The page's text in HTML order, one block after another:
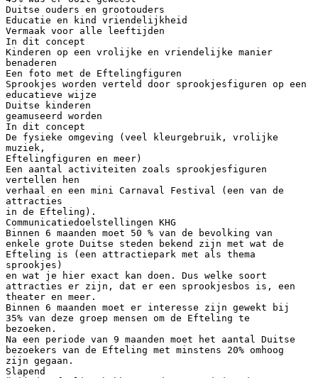
Duitse ouders en grootouders
Educatie en kind vriendelijkheid
Vermaak voor alle leeftijden
In dit concept
Kinderen op een vrolijke en vriendelijke manier
benaderen
Een foto met de Eftelingfiguren
Sprookjes worden verteld door sprookjesfiguren op een
educatieve wijze
Duitse kinderen
geamuseerd worden
In dit concept
De fysieke omgeving (veel kleurgebruik, vrolijke
muziek,
Eftelingfiguren en meer)
Een aantal activiteiten zoals sprookjesfiguren
vertellen hen
verhaal en een mini Carnaval Festival (een van de
attracties
in de Efteling).
Communicatiedoelstellingen KHG
Binnen 6 maanden moet 50 % van de bevolking van
enkele grote Duitse steden bekend zijn met wat de
Efteling is (een attractiepark met als thema
sprookjes)
en wat je hier exact kan doen. Dus welke soort
attracties er zijn, dat er een sprookjesbos is, een
theater en meer.
Binnen 6 maanden moet er interesse zijn gewekt bij
35% van deze groep mensen om de Efteling te
bezoeken.
Na een periode van 9 maanden moet het aantal Duitse
bezoekers van de Efteling met minstens 20% omhoog
zijn gegaan.
Slapend